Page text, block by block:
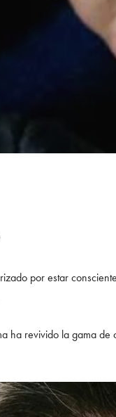
por estar
ha revivido la gama